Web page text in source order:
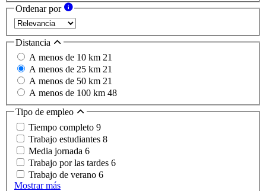
Ordenar por
Distancia
A menos de 10 km 21
A menos de 25 km 21
A menos de 50 km 21
A menos de 100 km 48
Tipo de empleo
Tiempo completo 9
Trabajo estudiantes 8
Media jornada 6
Trabajo por las tardes 6
Trabajo de verano 6
Mostrar más